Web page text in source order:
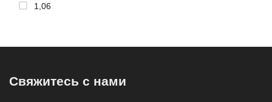
1,06
Свяжитесь с нами